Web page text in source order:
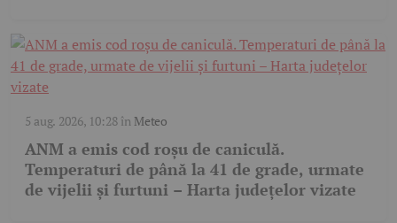
5 aug. 2026, 10:28în Meteo
ANM a emis cod roșu de caniculă.
Temperaturi de până la 41 de grade, urmate
de vijelii și furtuni – Harta județelor vizate